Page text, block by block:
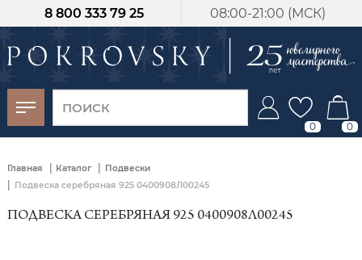
08:00-21:00 (МСК)
8 800 333 79 25
0 0
Главная | Каталог | Подвески
| Подвеска серебряная 925 0400908Л00245
ПОДВЕСКА СЕРЕБРЯНАЯ 925 0400908Л00245
-30%
от 15 дней с
момента оплаты